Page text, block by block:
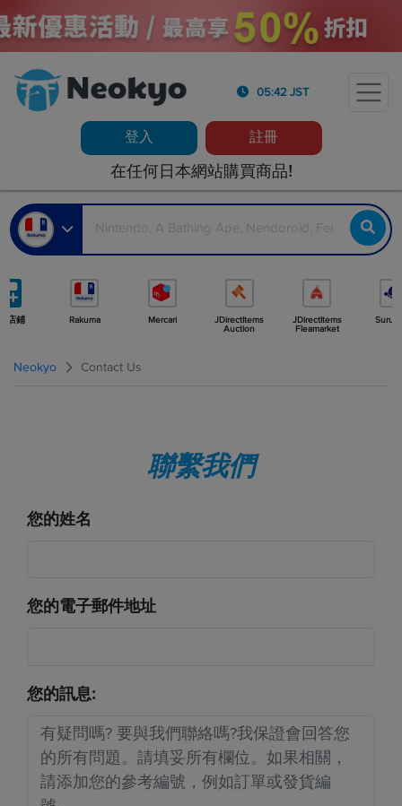
05:42 JST
登入 註冊
在任何日本網站購買商品!
店鋪 Rakuma Mercari
JDirectItems
Auction
JDirectItems
Fleamarket
Neokyo Contact Us
聯繫我們
您的姓名
您的電子郵件地址
您的訊息: